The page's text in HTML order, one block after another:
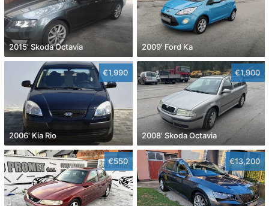
2015' Skoda Octavia 2009' Ford Ka
€1,990
2006' Kia Rio
€1,900
2008' Skoda Octavia
€550 €13,200